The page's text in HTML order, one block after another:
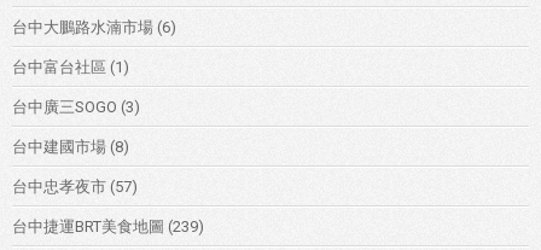
台中大鵬路水湳市場 (6)
台中富台社區 (1)
台中廣三SOGO (3)
台中建國市場 (8)
台中忠孝夜市 (57)
台中捷運BRT美食地圖 (239)